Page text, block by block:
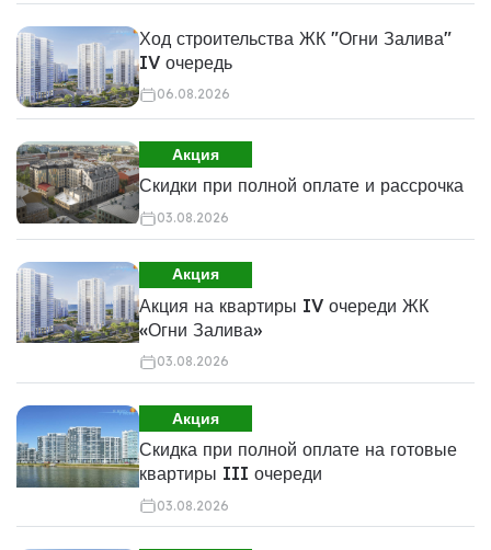
Ход строительства ЖК "Огни Залива"
IV очередь
06.08.2026
Акция
Скидки при полной оплате и рассрочка
03.08.2026
Акция
Акция на квартиры IV очереди ЖК
«Огни Залива»
03.08.2026
Акция
Скидка при полной оплате на готовые
квартиры III очереди
03.08.2026